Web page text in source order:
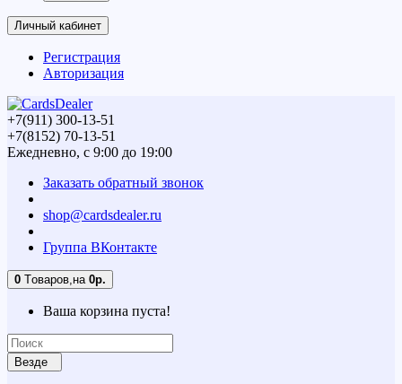
Личный кабинет
Регистрация
Авторизация
+7(911) 300-13-51
+7(8152) 70-13-51
Ежедневно, с 9:00 до 19:00
Заказать обратный звонок
shop@cardsdealer.ru
Группа ВКонтакте
0 Tоваров, на 0р.
Ваша корзина пуста!
Везде